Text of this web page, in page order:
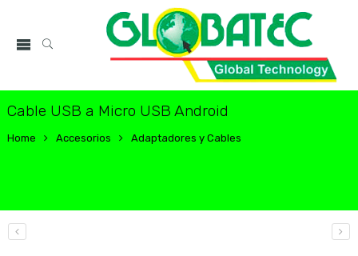
Cable USB a Micro USB Android
Home Accesorios Adaptadores y Cables